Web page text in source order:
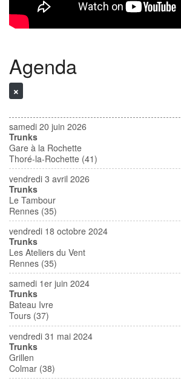
Agenda
samedi 20 juin 2026
Trunks
Gare à la Rochette
Thoré-la-Rochette (41)
vendredi 3 avril 2026
Trunks
Le Tambour
Rennes (35)
vendredi 18 octobre 2024
Trunks
Les Ateliers du Vent
Rennes (35)
samedi 1er juin 2024
Trunks
Bateau Ivre
Tours (37)
vendredi 31 mai 2024
Trunks
Grillen
Colmar (38)